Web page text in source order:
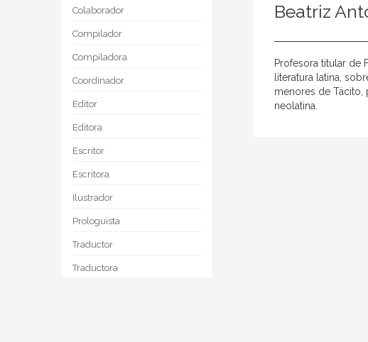
Colaborador
Compilador
Compiladora
Coordinador
Editor
Editora
Escritor
Escritora
Ilustrador
Prologuista
Traductor
Traductora
Beatriz
Profesora titular de
literatura latina,
menores de Tácito,
neolatina.